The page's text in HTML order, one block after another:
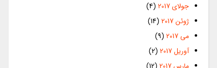
جولای 2017
(4)
ژوئن 2017
(14)
می 2017
(9)
آوریل 2017
(2)